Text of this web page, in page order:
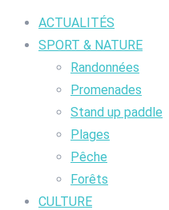
ACTUALITÉS
SPORT & NATURE
Randonnées
Promenades
Stand up paddle
Plages
Pêche
Forêts
CULTURE